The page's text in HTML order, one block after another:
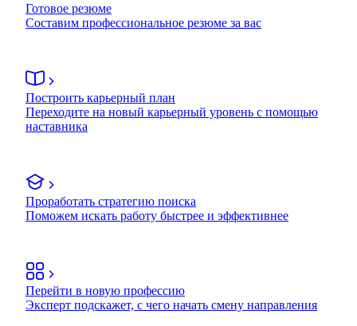
Готовое резюме
Составим профессиональное резюме за вас
Построить карьерный план
Переходите на новый карьерный уровень с помощью
наставника
Проработать стратегию поиска
Поможем искать работу быстрее и эффективнее
Перейти в новую профессию
Эксперт подскажет, с чего начать смену направления